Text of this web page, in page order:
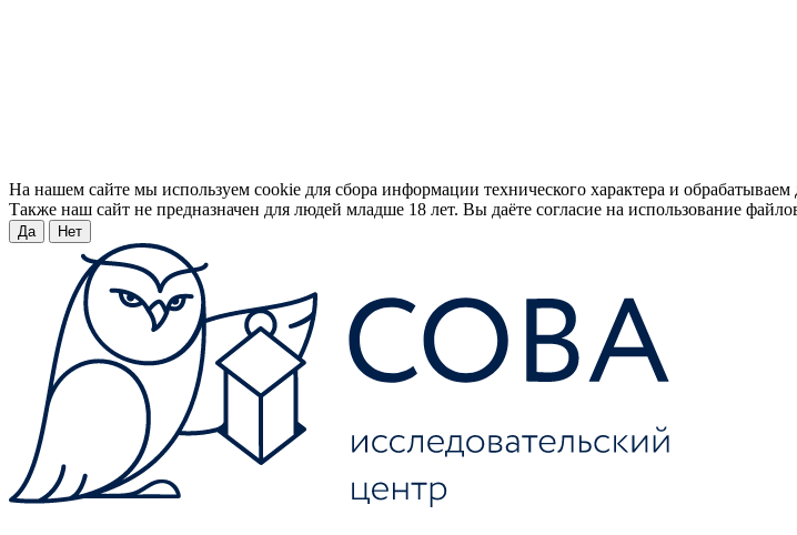
На нашем сайте мы используем cookie для сбора информации технического характера и
Также наш сайт не предназначен для людей младше 18 лет. Вы даёте согласие на использование
Да Нет